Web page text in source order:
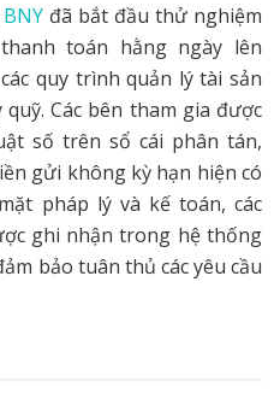
BNYđã bắt đầu thử nghiệm
toán hằng ngày lên
quy trình quản lý tài sản
Các bên tham gia được
số trên sổ cái phân tán,
gửi không kỳ hạn hiện có
pháp lý và kế toán, các
ghi nhận trong hệ thống
bảo tuân thủ các yêu cầu